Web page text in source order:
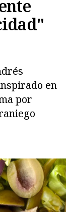
en
por